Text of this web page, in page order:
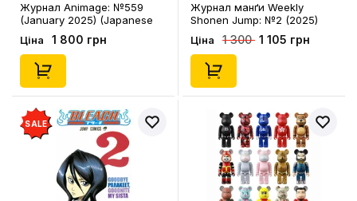
Журнал Animage: №559
(January 2025) (Japanese
Edition), (770156)
Ціна 1 800 грн
Журнал манґи Weekly
Shonen Jump: №2 (2025)
(Japanese Edition), (320153)
Ціна 1 300 1 105 грн
SALE